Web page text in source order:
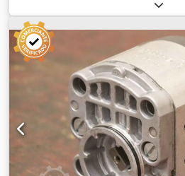
hidráulica, motor eléctrico, motor
motor de traslación, motor de
Bosch, bomba hidráulica - Tipo:
cuadrado 8 x 17 mm Crsdpevwi E
bombas disponibles - Precio: por
100/92/alto 84 mm - Peso: 2,0 kg